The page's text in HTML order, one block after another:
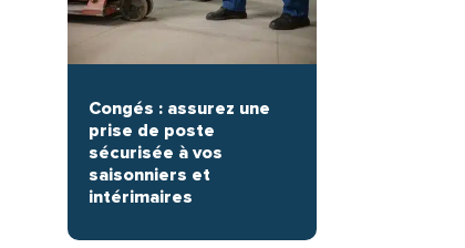
Congés : assurez une
prise de poste
sécurisée à vos
saisonniers et
intérimaires